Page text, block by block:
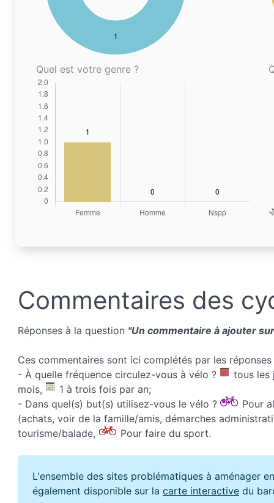
Quel est votre genre ?
Commentaires des
Réponses à la question "Un commentaire à ajouter
Ces commentaires sont ici complétés par les
- À quelle fréquence circulez-vous à vélo ?
tous les
mois,
1 à trois fois par an;
- Dans quel(s) but(s) utilisez-vous le vélo ?
Pour
(achats, voir de la famille/amis, démarches
tourisme/balade,
Pour faire du sport.
L'ensemble des sites problématiques à aménager
également disponible sur la carte interactive du